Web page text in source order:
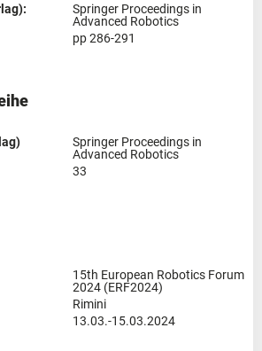
Springer Proceedings in
Advanced Robotics
pp 286-291
Springer Proceedings in
Advanced Robotics
33
15th European Robotics Forum
2024 (ERF2024)
Rimini
13.03.-15.03.2024